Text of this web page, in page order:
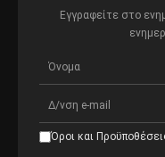
Εγγραφείτε στο
Όροι και